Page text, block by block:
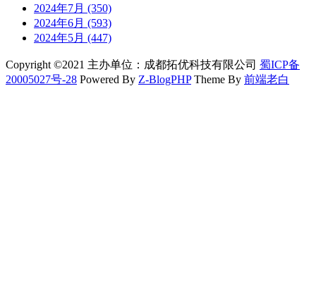
2024年7月 (350)
2024年6月 (593)
2024年5月 (447)
Copyright ©2021 主办单位：成都拓优科技有限公司 蜀ICP备
20005027号-28 Powered By Z-BlogPHPTheme By 前端老白